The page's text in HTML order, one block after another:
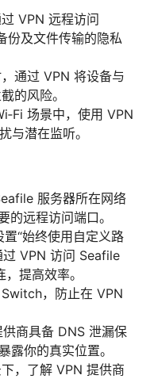
VPN 远程访问
份及文件传输的隐私
通过 VPN 将设备与
的风险。
场景中，使用 VPN
与潜在监听。
服务器所在网络
的远程访问端口。
“始终使用自定义路
过 VPN 访问 Seafile
提高效率。
，防止在 VPN
商具备 DNS 泄漏保
露你的真实位置。
，了解 VPN 提供商